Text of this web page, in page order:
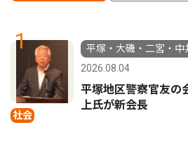
1
社会
平塚・大磯・二宮・中
2026.08.04
平塚地区警察官友
上氏が新会長